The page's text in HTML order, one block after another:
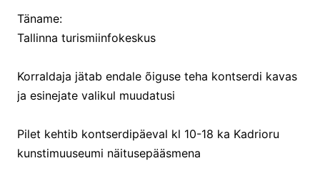
Täname:
Tallinna turismiinfokeskus
Korraldaja jätab endale õiguse teha kontserdi kavas
ja esinejate valikul muudatusi
Pilet kehtib kontserdipäeval kl 10-18 ka Kadrioru
kunstimuuseumi näitusepääsmena